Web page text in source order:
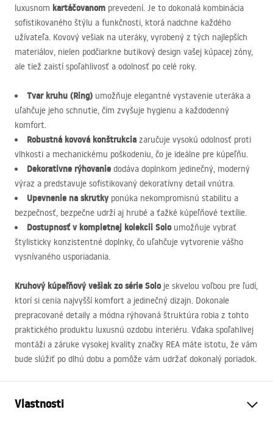
luxusnom kartáčovanom prevedení. Je to dokonalá kombinácia
sofistikovaného štýlu a funkčnosti, ktorá nadchne každého
užívateľa. Kovový vešiak na uteráky, vyrobený z tých najlepších
materiálov, nielen podčiarkne butikový design vašej kúpacej zóny,
ale tiež zaistí spoľahlivosť a odolnosť po celé roky.
Tvar kruhu (Ring) umožňuje elegantné vystavenie uteráka a
uľahčuje jeho schnutie, čím zvyšuje hygienu a každodenný
komfort.
Robustná kovová konštrukcia zaručuje vysokú odolnosť proti
vlhkosti a mechanickému poškodeniu, čo je ideálne pre kúpeľňu.
Dekoratívne rýhovanie dodáva doplnkom jedinečný, moderný
výraz a predstavuje sofistikovaný dekoratívny detail vnútra.
Upevnenie na skrutkyponúka nekompromisnú stabilitu a
bezpečnosť, bezpečne udrží aj hrubé a ťažké kúpeľňové textílie.
Dostupnosť v kompletnej kolekcii Soloumožňuje vybrať
štylisticky konzistentné doplnky, čo uľahčuje vytvorenie vášho
vysnívaného usporiadania.
Kruhový kúpeľňový vešiak zo série Soloje skvelou voľbou pre ľudí,
ktorí si cenia najvyšší komfort a jedinečný dizajn. Dokonale
prepracované detaily a módna rýhovaná štruktúra robia z tohto
praktického produktu luxusnú ozdobu interiéru. Vďaka spoľahlivej
montáži a záruke vysokej kvality značky REA máte istotu, že vám
bude slúžiť po dlhú dobu a pomôže vám udržať dokonalý poriadok.
Vlastnosti